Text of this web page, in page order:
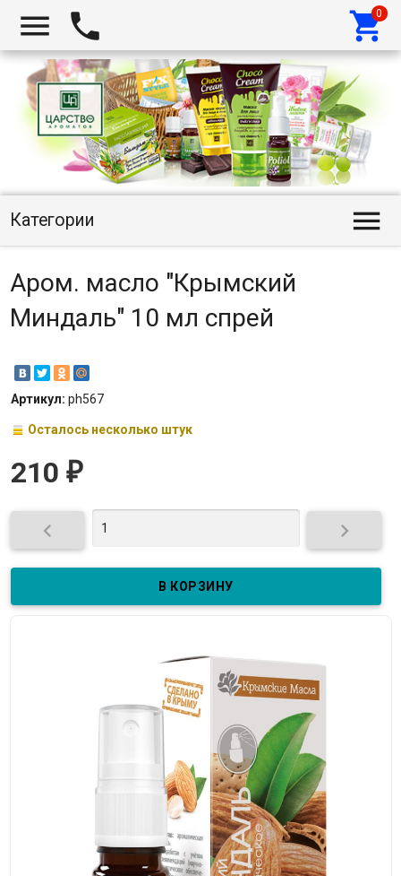
  
Категории 
Аром. масло "Крымский
Миндаль" 10 мл спрей
Артикул: ph567
Осталось несколько штук
210 ₽
 